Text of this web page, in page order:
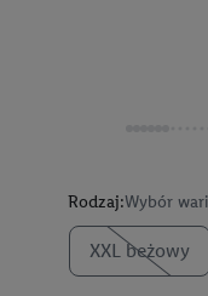
Rodzaj:Wybór
XXL beżowy